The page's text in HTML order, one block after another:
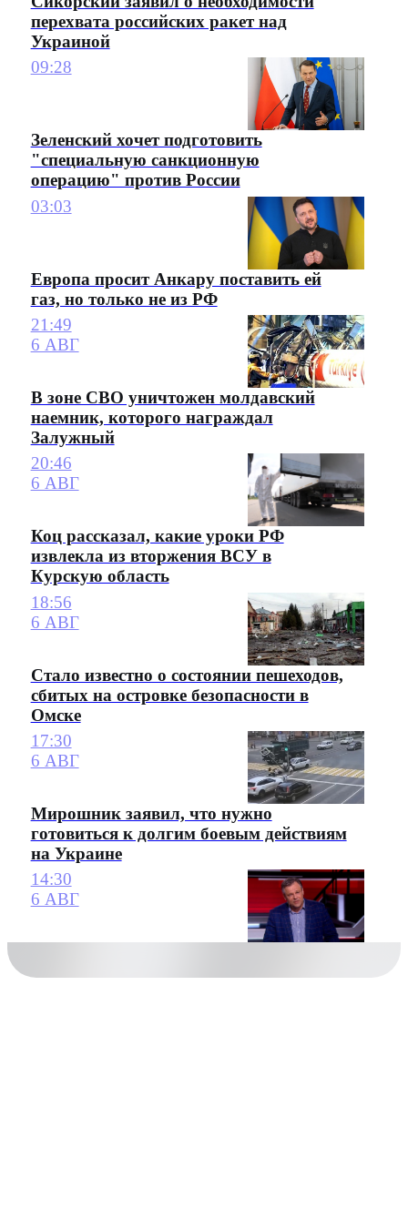
перехвата российских ракет над
Украиной
09:28
Зеленский хочет подготовить
"специальную санкционную
операцию" против России
03:03
Европа просит Анкару поставить ей
газ, но только не из РФ
21:49
6 АВГ
В зоне СВО уничтожен молдавский
наемник, которого награждал
Залужный
20:46
6 АВГ
Коц рассказал, какие уроки РФ
извлекла из вторжения ВСУ в
Курскую область
18:56
6 АВГ
Стало известно о состоянии пешеходов,
сбитых на островке безопасности в
Омске
17:30
6 АВГ
Мирошник заявил, что нужно
готовиться к долгим боевым действиям
на Украине
14:30
6 АВГ